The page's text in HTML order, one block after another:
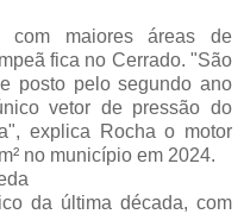
com maiores áreas de
fica no Cerrado. "São
posto pelo segundo ano
vetor de pressão do
explica Rocha o motor
no município em 2024.
da última década, com